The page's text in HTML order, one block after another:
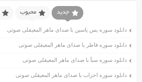
آذر ۱۴۰۰
آبان ۱۴۰۰
اسفند ۱۳۹۹
جدید محبوب
دانلود سوره یس یاسین با صدای ماهر المعیقلی صوتی
دانلود سوره فاطر با صدای ماهر المعیقلی صوتی
دانلود سوره سبأ با صدای ماهر المعیقلی صوتی
دانلود سوره احزاب با صدای ماهر المعیقلی صوتی